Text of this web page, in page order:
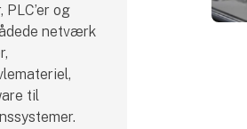
PLC’er og
netværk
til